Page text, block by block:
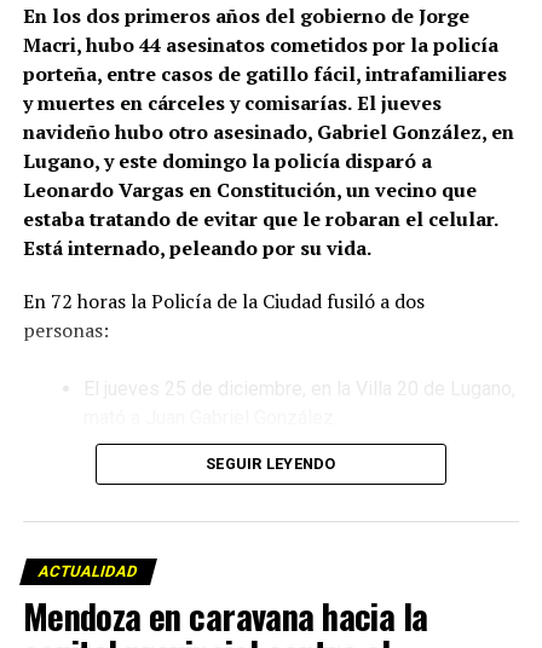
En los dos primeros años del gobierno de Jorge
Macri, hubo 44 asesinatos cometidos por la policía
porteña, entre casos de gatillo fácil, intrafamiliares
y muertes en cárceles y comisarías.El jueves
navideño hubo otro asesinado, Gabriel González, en
Lugano, y este domingo la policía disparó a
Leonardo Vargas en Constitución, un vecino que
estaba tratando de evitar que le robaran el celular.
Está internado, peleando por su vida.
En 72 horas la Policía de la Ciudad fusiló a dos
personas:
El jueves 25 de diciembre, en la Villa 20 de Lugano,
Este domingo 28 de diciembre, en el barrio porteño
ahora lucha por su vida en el hospital Ramos Mejía.
El crimen de Lugano
SEGUIR LEYENDO
ACTUALIDAD
Mendoza en caravana hacia la